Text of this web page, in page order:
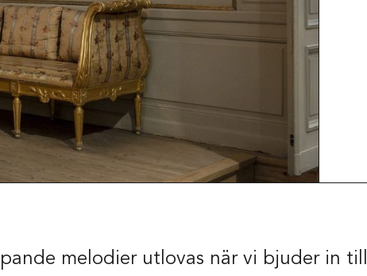
melodier utlovas när vi bjuder in till